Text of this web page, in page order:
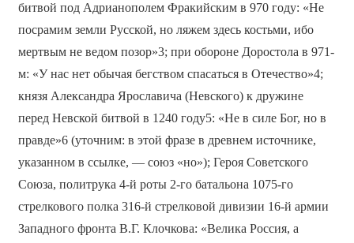
битвой под Адрианополем Фракийским в 970 году: «Не
посрамим земли Русской, но ляжем здесь костьми, ибо
мертвым не ведом позор»3; при обороне Доростола в 971-
м: «У нас нет обычая бегством спасаться в Отечество»4;
князя Александра Ярославича (Невского) к дружине
перед Невской битвой в 1240 году5: «Не в силе Бог, но в
правде»6 (уточним: в этой фразе в древнем источнике,
указанном в ссылке, — союз «но»); Героя Советского
Союза, политрука 4-й роты 2-го батальона 1075-го
стрелкового полка 316-й стрелковой дивизии 16-й армии
Западного фронта В.Г. Клочкова: «Велика Россия, а